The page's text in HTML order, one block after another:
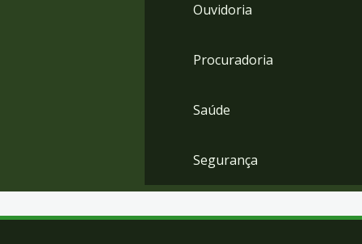
Ouvidoria
Procuradoria
Saúde
Segurança